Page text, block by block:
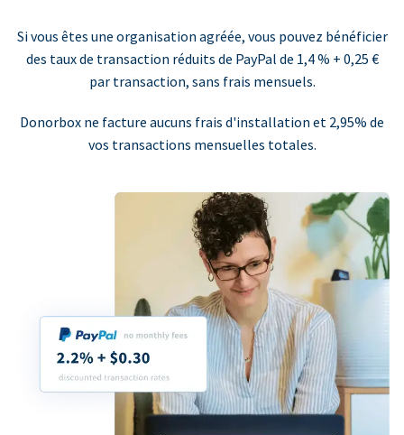
Si vous êtes une organisation agréée, vous pouvez bénéficier
des taux de transaction réduits de PayPal de 1,4 % + 0,25 €
par transaction, sans frais mensuels.
Donorbox ne facture aucuns frais d'installation et 2,95% de
vos transactions mensuelles totales.